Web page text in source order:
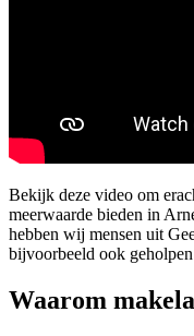
Bekijk deze video om
meerwaarde bieden in
hebben wij mensen uit
bijvoorbeeld ook geholpen
Waarom